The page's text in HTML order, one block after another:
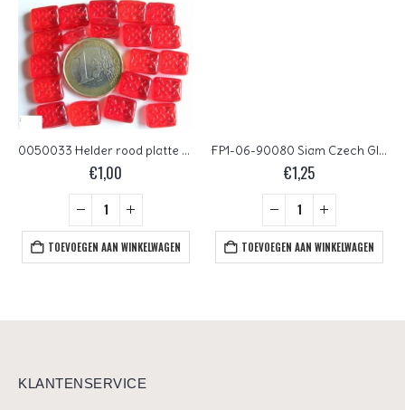
0050033 Helder rood platte rechthoek, met werkje.
€1,00
TOEVOEGEN AAN WINKELWAGEN
FP1-06-90080 Siam Czech Glass Facet Firepolish 6 mm 25 stuks
€1,25
TOEVOEGEN AAN WINKELWAGEN
KLANTENSERVICE